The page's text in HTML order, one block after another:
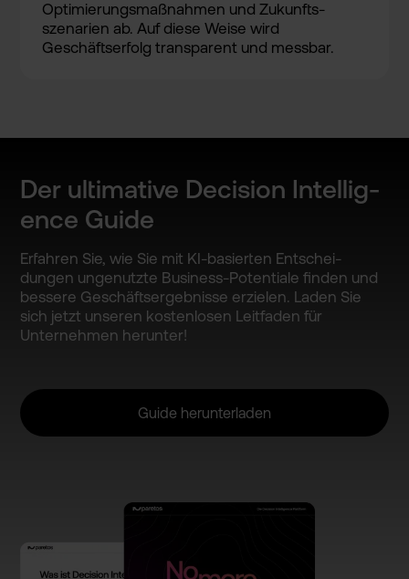
Optimier­ungsmaßn­ahmen und Zukunfts­
szenarie­n ab. Auf diese Weise wird
Geschäft­serfolg transpar­ent und messbar.
Der ultimati­ve Decision Intellig­
ence Guide
Erfahren Sie, wie Sie mit KI-basie­rten Entschei­
dungen ungenutz­te Business­-Potenti­ale finden und
bessere Geschäft­sergebni­sse erzielen­. Laden Sie
sich jetzt unseren kostenlo­sen Leitfade­n für
Unterneh­men herunter­!
Guide herunterladen